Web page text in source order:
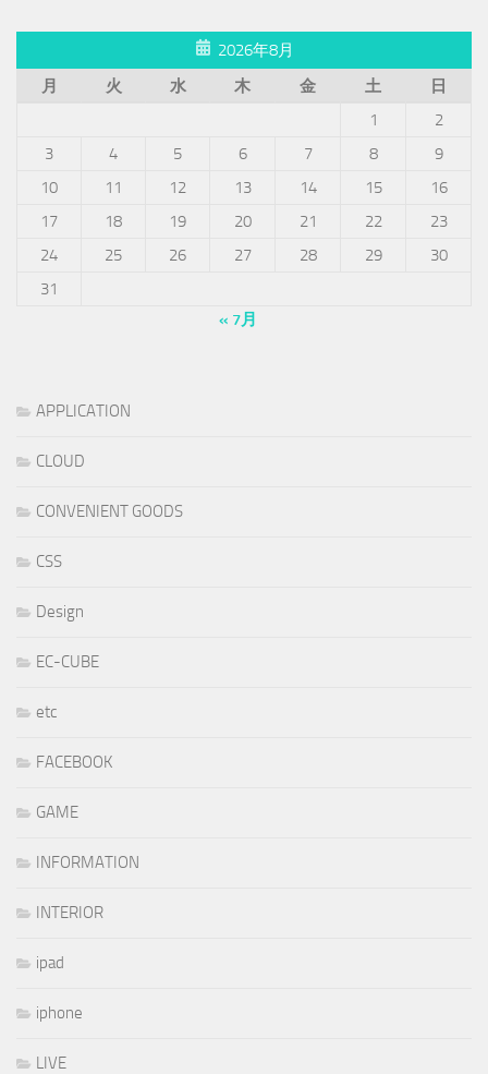
2026年8月
月
火 水 木 金 土
日
1
2
3
4 5 6 7 8
9
10
11 12 13 14 15
16
17
18 19 20 21 22
23
24
25 26 27 28 29
30
31
« 7月
APPLICATION
CLOUD
CONVENIENT GOODS
CSS
Design
EC-CUBE
etc
FACEBOOK
GAME
INFORMATION
INTERIOR
ipad
iphone
LIVE